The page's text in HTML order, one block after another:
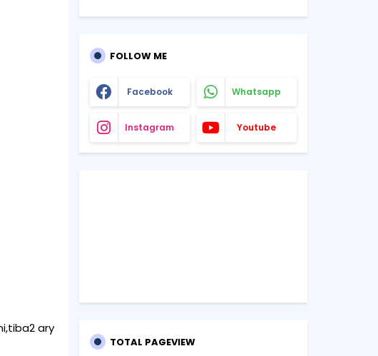
ary
FOLLOW ME
Facebook Whatsapp
Instagram Youtube
TOTAL PAGEVIEW